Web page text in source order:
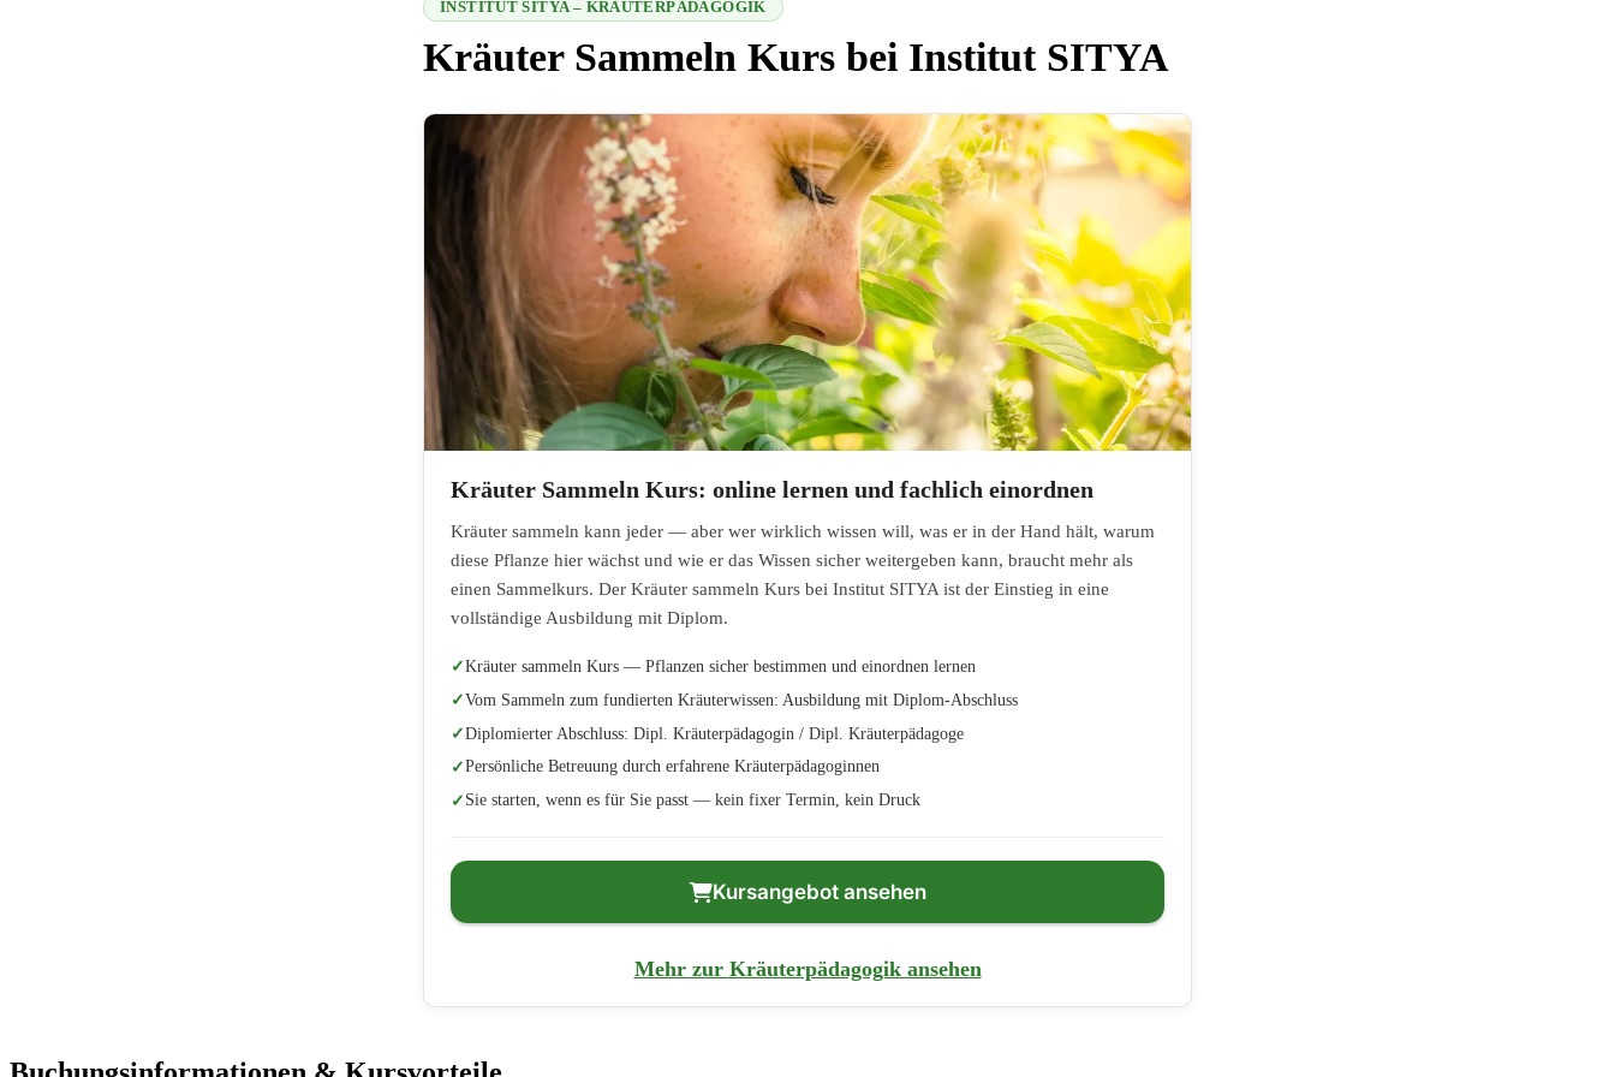
INSTITUT SITYA – KRÄUTERPÄDAGOGIK
Kräuter Sammeln Kurs bei Institut SITYA
216.73.217.167 2026-08-06 12:02:27
Kräuter Sammeln Kurs: online lernen und fachlich einordnen
Kräuter sammeln kann jeder — aber wer wirklich wissen will, was er in der Hand hält, warum
diese Pflanze hier wächst und wie er das Wissen sicher weitergeben kann, braucht mehr als
einen Sammelkurs. Der Kräuter sammeln Kurs bei Institut SITYA ist der Einstieg in eine
vollständige Ausbildung mit Diplom.
Kräuter sammeln Kurs — Pflanzen sicher bestimmen und einordnen lernen
Vom Sammeln zum fundierten Kräuterwissen: Ausbildung mit Diplom-Abschluss
Diplomierter Abschluss: Dipl. Kräuterpädagogin / Dipl. Kräuterpädagoge
Persönliche Betreuung durch erfahrene Kräuterpädagoginnen
Sie starten, wenn es für Sie passt — kein fixer Termin, kein Druck
Kursangebot ansehen
Mehr zur Kräuterpädagogik ansehen